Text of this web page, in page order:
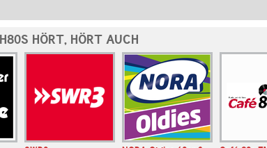
HÖRT, HÖRT AUCH